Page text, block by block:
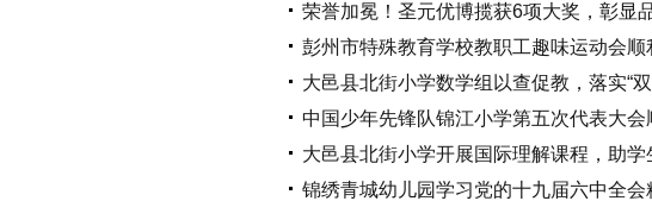
荣誉加冕！圣元优博揽获6项大奖，彰显
彭州市特殊教育学校教职工趣味运动会顺
大邑县北街小学数学组以查促教，落实“双
中国少年先锋队锦江小学第五次代表大会
大邑县北街小学开展国际理解课程，助学
锦绣青城幼儿园学习党的十九届六中全会